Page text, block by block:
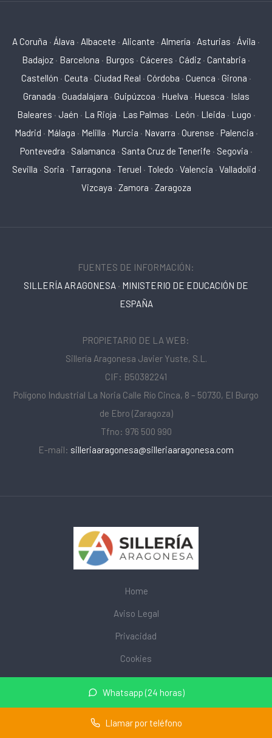
Whatsapp (24 horas)
Llamar por teléfono
A Coruña · Álava · Albacete · Alicante · Almería · Asturias · Ávila ·
Badajoz · Barcelona · Burgos · Cáceres · Cádiz · Cantabria ·
Castellón · Ceuta · Ciudad Real · Córdoba · Cuenca · Girona ·
Granada · Guadalajara · Guipúzcoa · Huelva · Huesca · Islas
Baleares · Jaén · La Rioja · Las Palmas · León · Lleida · Lugo ·
Madrid · Málaga · Melilla · Murcia · Navarra · Ourense · Palencia ·
Pontevedra · Salamanca · Santa Cruz de Tenerife · Segovia ·
Sevilla · Soria · Tarragona · Teruel · Toledo · Valencia · Valladolid ·
Vizcaya · Zamora · Zaragoza
FUENTES DE INFORMACIÓN:
SILLERÍA ARAGONESA · MINISTERIO DE EDUCACIÓN DE
ESPAÑA
PROPIETARIO DE LA WEB:
Sillería Aragonesa Javier Yuste, S.L.
CIF: B50382241
Polígono Industrial La Noria Calle Río Cinca, 8 – 50730, El Burgo
de Ebro (Zaragoza)
Tfno: 976 500 990
E-mail: silleriaaragonesa@silleriaaragonesa.com
Home
Aviso Legal
Privacidad
Cookies
© 2026 mobiliarioescolar.site · Web de mobiliario escolar cerca